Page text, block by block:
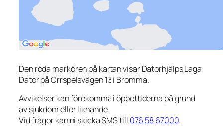
Den röda markören på kartan visar Datorhjälps Laga
Dator på Orrspelsvägen 13 i Bromma.
Avvikelser kan förekomma i öppettiderna på grund
av sjukdom eller liknande.
Vid frågor kan ni skicka SMS till 076 58 67000.